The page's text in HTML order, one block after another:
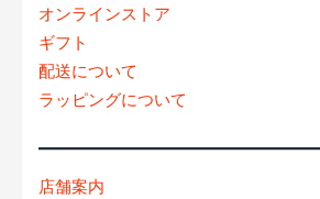
オンラインストア
ギフト
配送について
ラッピングについて
店舗案内